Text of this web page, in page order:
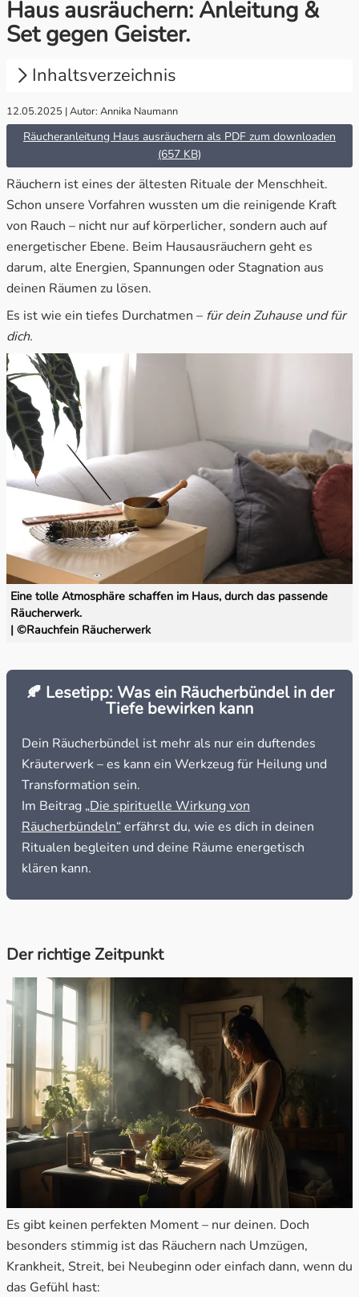
Haus ausräuchern: Anleitung &
Set gegen Geister.
Inhaltsverzeichnis
1. Der richtige Zeitpunkt
So bereitest Du Dich vor
3. Dein Weg durch das Haus und die Rolle von
Geistern
Diese Kräuter begleiten dich beim
Hausausräuchern
5. Nach dem Räuchern: Raum für das Neue
6. Zum Abschluss
12.05.2025 | Autor: Annika Naumann
Räucheranleitung Haus ausräuchern als PDF zum downloaden
(657 KB)
Räuchern ist eines der ältesten Rituale der Menschheit.
Schon unsere Vorfahren wussten um die reinigende Kraft
von Rauch – nicht nur auf körperlicher, sondern auch auf
energetischer Ebene. Beim Hausausräuchern geht es
darum, alte Energien, Spannungen oder Stagnation aus
deinen Räumen zu lösen.
Es ist wie ein tiefes Durchatmen – für dein Zuhause und für
dich.
Eine tolle Atmosphäre schaffen im Haus, durch das passende
Räucherwerk.
| ©Rauchfein Räucherwerk
🍂 Lesetipp: Was ein Räucherbündel in der
Tiefe bewirken kann
Dein Räucherbündel ist mehr als nur ein duftendes
Kräuterwerk – es kann ein Werkzeug für Heilung und
Transformation sein.
Im Beitrag „Die spirituelle Wirkung von
Räucherbündeln“erfährst du, wie es dich in deinen
Ritualen begleiten und deine Räume energetisch
klären kann.
Der richtige Zeitpunkt
Es gibt keinen perfekten Moment – nur deinen. Doch
besonders stimmig ist das Räuchern nach Umzügen,
Krankheit, Streit, bei Neubeginn oder einfach dann, wenn du
das Gefühl hast:
Konzentration & Erfolg
Lebenskraft & Lebensfreude
Leichtigkeit & Ausgeglichenheit
Liebe & Leidenschaft
Meditation & Weissagung
Mut & Zuversicht
Ruhe & Frieden
Schutz & Geborgenheit
Wahrnehmung & Visionen
Wärme & Harmonie
Räucherzubehör
Duftöle
Adventskalender
Sale %
Wertgutscheine